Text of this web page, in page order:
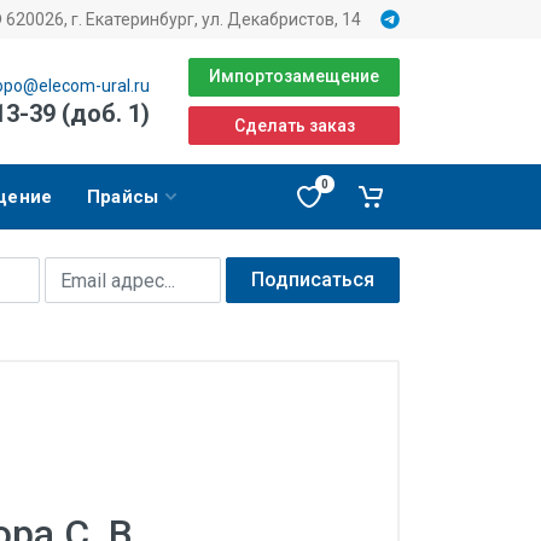
620026, г. Екатеринбург, ул. Декабристов, 14
ural.ru
39 (доб. 1)
Импортозамещение
Сделать заказ
Прайсы
0
Подписаться